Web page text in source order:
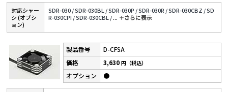
対応シャー
シ (オプシ
ョン)
SDR-030 /SDR-030BL /SDR-030P /SDR-030R /SDR-030CBZ /SD
R-030CPI /SDR-030CBL /... ＋さらに表⽰
D-CFSA
3,630円（税込）
●